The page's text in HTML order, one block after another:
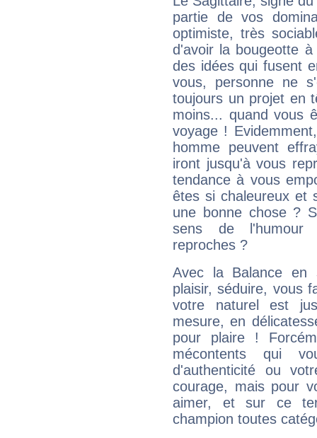
partie de vos
optimiste, très
d'avoir la bougeotte
des idées qui fusent
vous, personne ne
toujours un projet en
moins... quand vous
voyage !
homme peuvent
iront jusqu'à vous
tendance à vous
êtes si chaleureux et
une bonne chose ?
sens de l'humour
reproches ?
Avec la Balance en
plaisir, séduire, vous
votre naturel est
mesure, en
pour plaire !
mécontents qui
d'authenticité ou
courage, mais pour
aimer, et sur ce
champion toutes